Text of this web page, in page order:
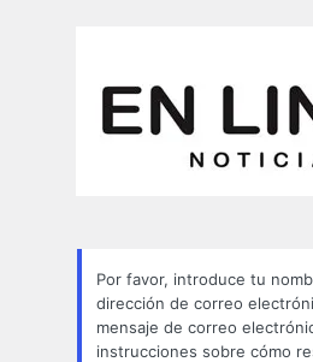
Por favor, introduce tu
dirección de correo
mensaje de correo
instrucciones sobre cómo